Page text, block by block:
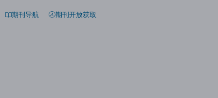
期刊导航 期刊开放获取